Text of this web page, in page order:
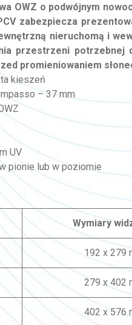
OWZ o podwójnym
zabezpiecza
nieruchomą i
przestrzeni
promieniowaniem
kieszeń
– 37 mm
UV
pionie lub w poziomie
Wymiary
192 x 279
279 x 402
402 x 576